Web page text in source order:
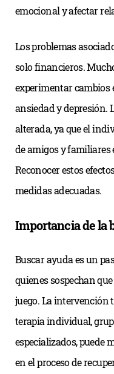
emocional y afectar
Los problemas
solo financieros.
experimentar
ansiedad y depresión.
alterada, ya que el
de amigos y familiares
Reconocer estos
medidas adecuadas.
Importancia de la
Buscar ayuda es un
quienes sospechan
juego. La intervención
terapia individual,
especializados, puede
en el proceso de